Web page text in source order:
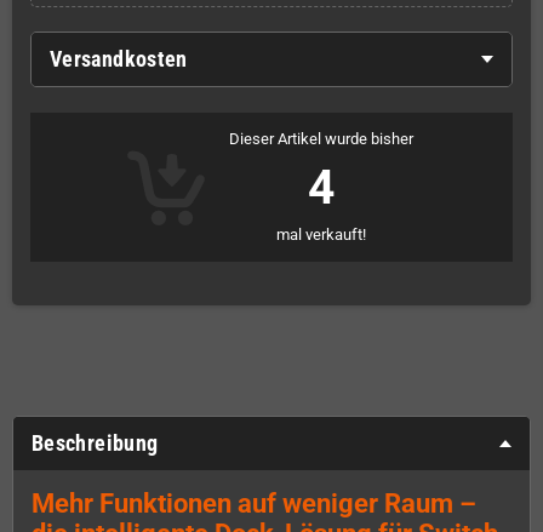
Versandkosten
Dieser Artikel wurde bisher
4
mal verkauft!
Beschreibung
Mehr Funktionen auf weniger Raum –